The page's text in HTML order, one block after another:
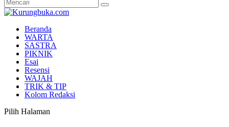
Beranda
WARTA
SASTRA
PIKNIK
Esai
Resensi
WAJAH
TRIK & TIP
Kolom Redaksi
Pilih Halaman